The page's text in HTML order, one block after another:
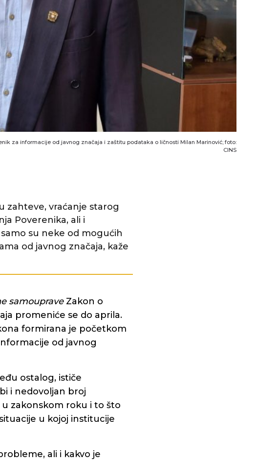
za informacije od javnog značaja i zaštitu podataka o ličnosti Milan Marinović; foto:
CINS
zahteve, vraćanje starog
Poverenika, ali i
su neke od mogućih
od javnog značaja, kaže
samoupraveZakon o
promeniće se do aprila.
formirana je početkom
od javnog
ostalog, ističe
i nedovoljan broj
zakonskom roku i to što
u kojoj institucije
ali i kakvo je